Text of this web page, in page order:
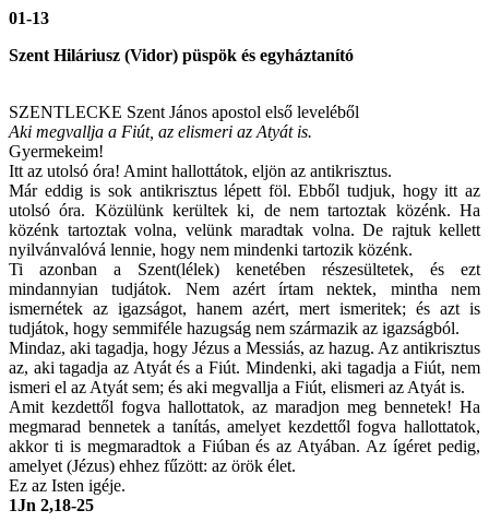
01-13
Szent Hiláriusz (Vidor) püspök és egyháztanító
SZENTLECKE Szent János apostol első leveléből
Aki megvallja a Fiút, az elismeri az Atyát is.
Gyermekeim!
Itt az utolsó óra! Amint hallottátok, eljön az antikrisztus.
Már eddig is sok antikrisztus lépett föl. Ebből tudjuk, hogy itt az
utolsó óra. Közülünk kerültek ki, de nem tartoztak közénk. Ha
közénk tartoztak volna, velünk maradtak volna. De rajtuk kellett
nyilvánvalóvá lennie, hogy nem mindenki tartozik közénk.
Ti azonban a Szent(lélek) kenetében részesültetek, és ezt
mindannyian tudjátok. Nem azért írtam nektek, mintha nem
ismernétek az igazságot, hanem azért, mert ismeritek; és azt is
tudjátok, hogy semmiféle hazugság nem származik az igazságból.
Mindaz, aki tagadja, hogy Jézus a Messiás, az hazug. Az antikrisztus
az, aki tagadja az Atyát és a Fiút. Mindenki, aki tagadja a Fiút, nem
ismeri el az Atyát sem; és aki megvallja a Fiút, elismeri az Atyát is.
Amit kezdettől fogva hallottatok, az maradjon meg bennetek! Ha
megmarad bennetek a tanítás, amelyet kezdettől fogva hallottatok,
akkor ti is megmaradtok a Fiúban és az Atyában. Az ígéret pedig,
amelyet (Jézus) ehhez fűzött: az örök élet.
Ez az Isten igéje.
1Jn 2,18-25